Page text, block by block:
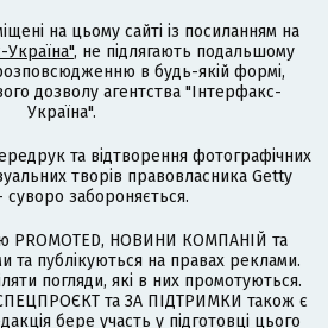
на цьому сайті із посиланням на
Україна", не підлягають подальшому
в будь-якій формі,
дозволу агентства "Інтерфакс-
Україна".
та відтворення фотографічних
творів правовласника Getty
суворо забороняється.
PROMOTED, НОВИНИ КОМПАНІЙ та
публікуються на правах реклами.
погляди, які в них промотуються.
та ЗА ПІДТРИМКИ також є
бере участь у підготовці цього